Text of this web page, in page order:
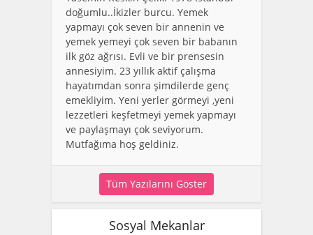
doğumlu..İkizler burcu. Yemek
yapmayı çok seven bir annenin ve
yemek yemeyi çok seven bir babanın
ilk göz ağrısı. Evli ve bir prensesin
annesiyim. 23 yıllık aktif çalışma
hayatımdan sonra şimdilerde genç
emekliyim. Yeni yerler görmeyi ,yeni
lezzetleri keşfetmeyi yemek yapmayı
ve paylaşmayı çok seviyorum.
Mutfağıma hoş geldiniz.
Tüm Yazılarını Göster
Sosyal Mekanlar